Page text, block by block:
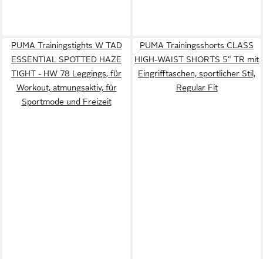
PUMA Trainingstights W TAD
ESSENTIAL SPOTTED HAZE
TIGHT - HW 78 Leggings, für
Workout, atmungsaktiv, für
Sportmode und Freizeit
PUMA Trainingsshorts CLASS
HIGH-WAIST SHORTS 5" TR mit
Eingrifftaschen, sportlicher Stil,
Regular Fit